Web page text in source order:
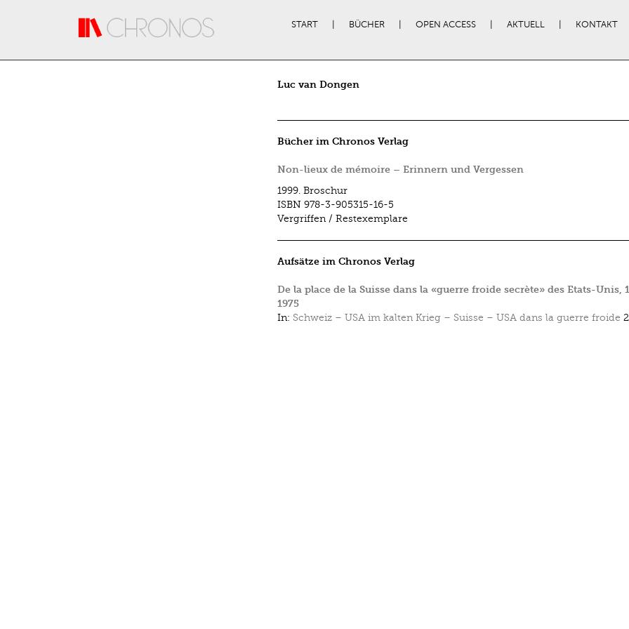
START BÜCHER OPEN ACCESS AKTUELL KONTAKT
Luc van Dongen
Bücher im Chronos Verlag
Non-lieux de mémoire – Erinnern und Vergessen
1999. Broschur
ISBN 978-3-905315-16-5
Vergriffen / Restexemplare
Aufsätze im Chronos Verlag
De la place de la Suisse dans la «guerre froide secrète» des Etats-Unis,
1975
In: Schweiz – USA im kalten Krieg – Suisse – USA dans la guerre froide